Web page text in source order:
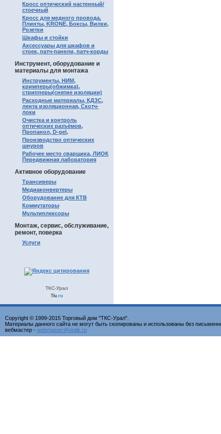
Кросс оптический настенный/
стоечный
Кросс для медного провода.
Плинты, KRONE, Боксы, Вилки,
Розетки
Шкафы и стойки
Аксессуары для шкафов и
стоек, патч-панели, патч-корды
Инструмент, оборудование и
материалы для монтажа
Инструменты, НИМ,
кримперы(обжимка),
стрипперы(снятие изоляции)
Расходные материалы, КДЗС,
лента изоляционная, Скотч-
локи
Очистка и контроль
оптических разъёмов,
Пропанол, D-gel,
Производство оптических
шнуров
Рабочее место сварщика, ЛИОК
Передвижная лаборатория
Активное оборудование
Трансиверы
Медиаконвертеры
Оборудование для КТВ
Коммутаторы
Мультиплексоры
Монтаж, сервис, обслуживание,
ремонт, поверка
Услуги
ТКС-Урал
Tiu.ru
Copyright © 1999-2015 Торговый дом "ТКС-Урал".
Материалы данного сайта не могут быть скопированы и использованы без
вебмастер - webmaster@optik.ru